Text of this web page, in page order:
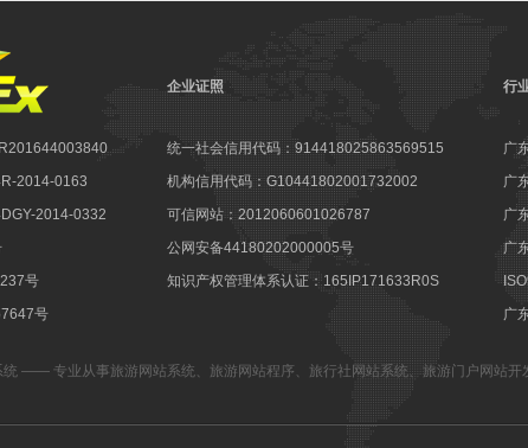
2014-0163
2014-0332
号
号
企业证照
统一社会信用代码：914418025863569515
机构信用代码：G10441802001732002
可信网站：2012060601026787
公网安备44180202000005号
知识产权管理体系认证：165IP171633R0S
行
广
广
广
广
广
统 —— 专业从事旅游网站系统 旅游网站程序 旅行社网站系统、 旅游门户网站开